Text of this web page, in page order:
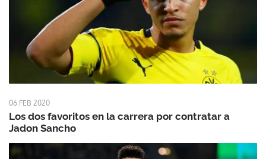
06 FEB 2020
Los dos favoritos en la carrera por contratar a
Jadon Sancho